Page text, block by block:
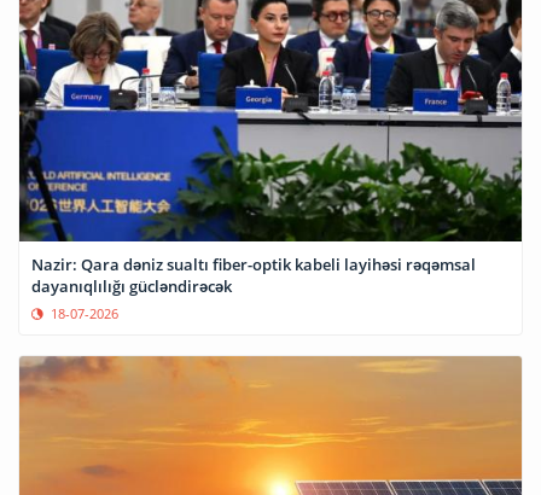
Nazir: Qara dəniz sualtı fiber-optik kabeli layihəsi rəqəmsal
dayanıqlılığı gücləndirəcək
18-07-2026